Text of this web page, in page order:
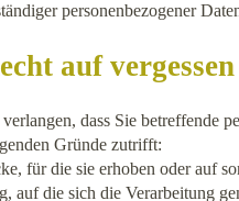
personenbezogener
auf
dass Sie
Gründe zutrifft:
für die sie erhoben oder auf
die sich die Verarbeitung